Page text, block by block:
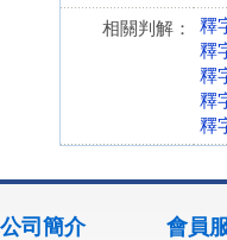
相關判解：
釋
釋
釋
釋
釋
公司簡介 會員